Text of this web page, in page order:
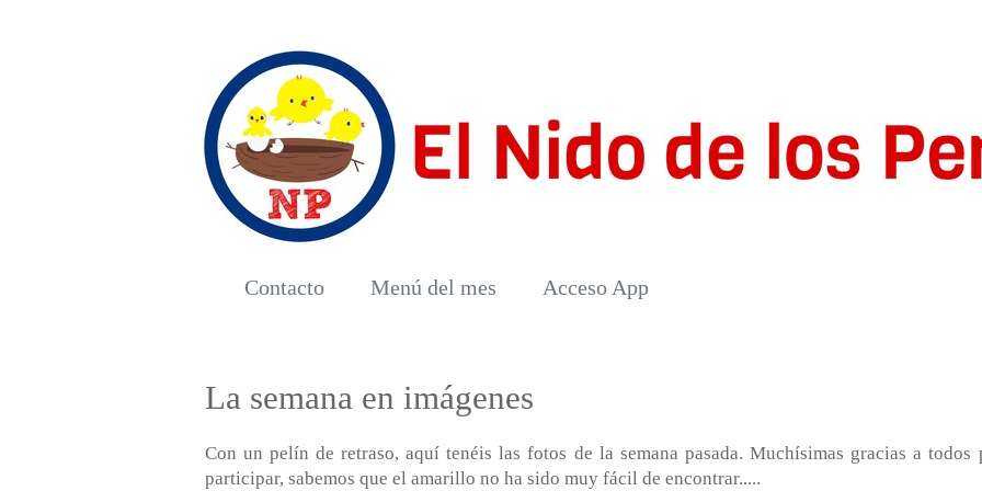
Contacto Menú del mes Acceso App
La semana en imágenes
Con un pelín de retraso, aquí tenéis las fotos de la semana pasada. Muchísimas gracias a todos
participar, sabemos que el amarillo no ha sido muy fácil de encontrar.....